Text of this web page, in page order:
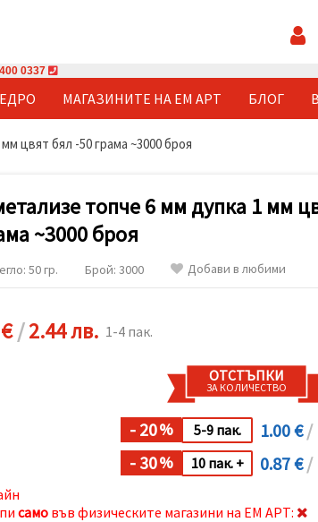
0337
МАГАЗИНИТЕ НА ЕМ АРТ БЛОГ
цвят бял -50 грама ~3000 броя
топче 6 мм дупка 1 мм
~3000 броя
50 гр. Брой: 3000 Добави в любими
/2.44 лв. 1-4 пак.
ОТСТЪПКИ
ЗА КОЛИЧЕСТВО
- 20% 5-9 пак. 1.00 €/
- 30% 10 пак. + 0.87 €/
само във физическите магазини на ЕМ АРТ: